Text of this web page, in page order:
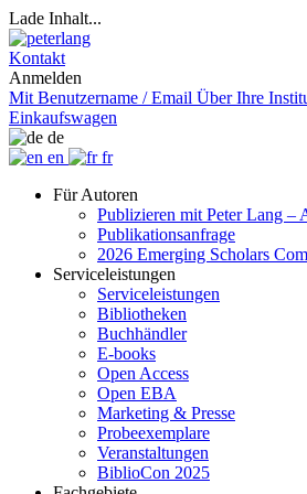
Lade Inhalt...
Kontakt
Anmelden
Mit Benutzername / Email Über Ihre
Einkaufswagen
de
en
fr
Für Autoren
Publizieren mit Peter Lang –
Publikationsanfrage
2026 Emerging Scholars
Serviceleistungen
Serviceleistungen
Bibliotheken
Buchhändler
E-books
Open Access
Open EBA
Marketing & Presse
Probeexemplare
Veranstaltungen
BiblioCon 2025